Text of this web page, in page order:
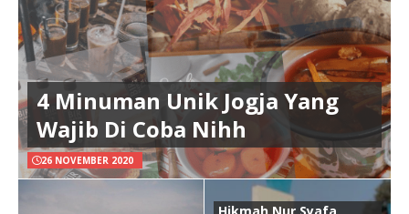
4 Minuman Unik Jogja Yang
Wajib Di Coba Nihh
26 NOVEMBER 2020